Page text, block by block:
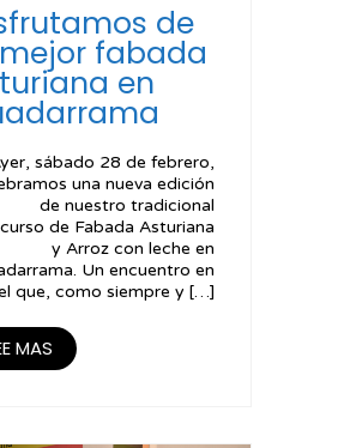
de
fabada
en
sábado 28 de febrero,
una nueva edición
de nuestro tradicional
de Fabada Asturiana
y Arroz con leche en
Un encuentro en
que, como siempre y […]
MAS